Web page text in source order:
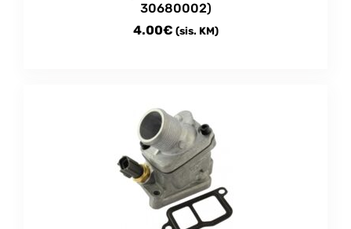
30680002)
4.00€ (sis. KM)